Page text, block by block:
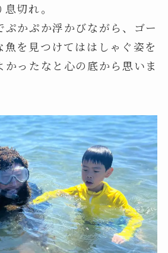
切れ。
ぷかぷか浮かびながら、ゴー
魚を見つけてははしゃぐ姿を
かったなと心の底から思いま